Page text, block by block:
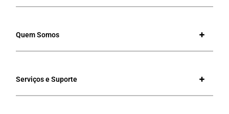
Quem Somos
Serviços e Suporte